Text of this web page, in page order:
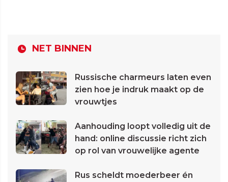
NET BINNEN
Russische charmeurs laten even
zien hoe je indruk maakt op de
vrouwtjes
Aanhouding loopt volledig uit de
hand: online discussie richt zich
op rol van vrouwelijke agente
Rus scheldt moederbeer én